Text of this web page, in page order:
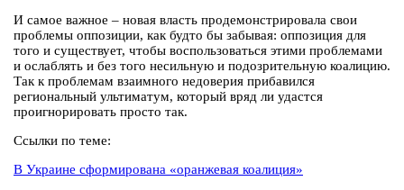
И самое важное – новая власть продемонстрировала свои
проблемы оппозиции, как будто бы забывая: оппозиция для
того и существует, чтобы воспользоваться этими проблемами
и ослаблять и без того несильную и подозрительную коалицию.
Так к проблемам взаимного недоверия прибавился
региональный ультиматум, который вряд ли удастся
проигнорировать просто так.
Ссылки по теме:
В Украине сформирована «оранжевая коалиция»